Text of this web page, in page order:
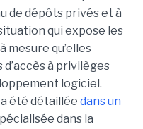
de dépôts privés et à
qui expose les
mesure qu’elles
à privilèges
logiciel.
a été détaillée dans un
dans la